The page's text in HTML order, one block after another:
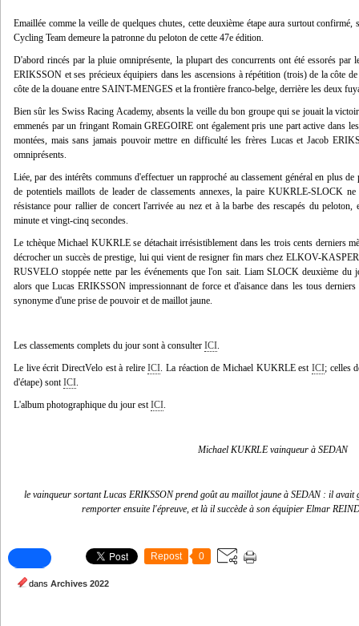
Emaillée comme la veille de quelques chutes, cette deuxième étape aura surtout
Cycling Team demeure la patronne du peloton de cette 47e édition.
D'abord rincés par la pluie omniprésente, la plupart des concurrents ont été essorés par
ERIKSSON et ses précieux équipiers dans les ascensions à répétition (trois) de la côte
côte de la douane entre SAINT-MENGES et la frontière franco-belge, derrière les deux
Bien sûr les Swiss Racing Academy, absents la veille du bon groupe qui se jouait la
emmenés par un fringant Romain GREGOIRE ont également pris une part active dans
montées, mais sans jamais pouvoir mettre en difficulté les frères Lucas et Jacob
omniprésents.
Liée, par des intérêts communs d'effectuer un rapproché au classement général en plus
de potentiels maillots de leader de classements annexes, la paire KUKRLE-SLOCK
résistance pour rallier de concert l'arrivée au nez et à la barbe des rescapés du peloton,
minute et vingt-cinq secondes.
Le tchèque Michael KUKRLE se détachait irrésistiblement dans les trois cents derniers
décrocher un succès de prestige, lui qui vient de resigner fin mars chez ELKOV-
RUSVELO stoppée nette par les événements que l'on sait. Liam SLOCK deuxième du
alors que Lucas ERIKSSON impressionnant de force et d'aisance dans les tous derniers
synonyme d'une prise de pouvoir et de maillot jaune.
Les classements complets du jour sont à consulter ICI.
Le live écrit DirectVelo est à relireICI. La réaction de Michael KUKRLE est ICI; celles
d'étape) sontICI.
L'album photographique du jour estICI.
Michael KUKRLE vainqueur à SEDAN
le vainqueur sortant Lucas ERIKSSON prend goût au maillot jaune à SEDAN : il avait
remporter ensuite l'épreuve, et là il succède à son équipier Elmar
Repost 0
dans Archives 2022